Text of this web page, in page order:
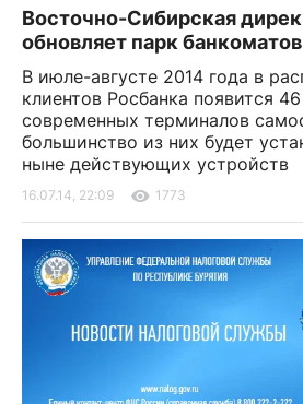
Восточно-Сибирская
обновляет парк банкоматов
В июле-августе 2014 года в
клиентов Росбанка появится
современных терминалов
большинство из них будет
ныне действующих устройств
16.07.14, 22:09 1773